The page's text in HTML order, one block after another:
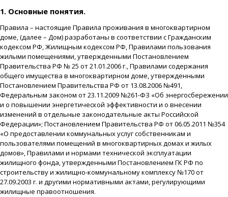
1. Основные понятия.
Правила – настоящие Правила проживания в многоквартирном
доме, (далее – Дом) разработаны в соответствии с Гражданским
кодексом РФ, Жилищным кодексом РФ, Правилами пользования
жилыми помещениями, утвержденными Постановлением
Правительства РФ № 25 от 21.01.2006 г., Правилами содержания
общего имущества в многоквартирном доме, утвержденными
Постановлением Правительства РФ от 13.08.2006 №491,
Федеральным законом от 23.11.2009 №261-ФЗ «Об энергосбережении
и о повышении энергетической эффективности и о внесении
изменений в отдельные законодательные акты Российской
Федерации»; Постановлением Правительства РФ от 06.05.2011 №354
«О предоставлении коммунальных услуг собственникам и
пользователями помещений в многоквартирных домах и жилых
домов», Правилами и нормами технической эксплуатации
жилищного фонда, утвержденными Постановлением ГК РФ по
строительству и жилищно-коммунальному комплексу №170 от
27.09.2003 г. и другими нормативными актами, регулирующими
жилищные правоотношения.